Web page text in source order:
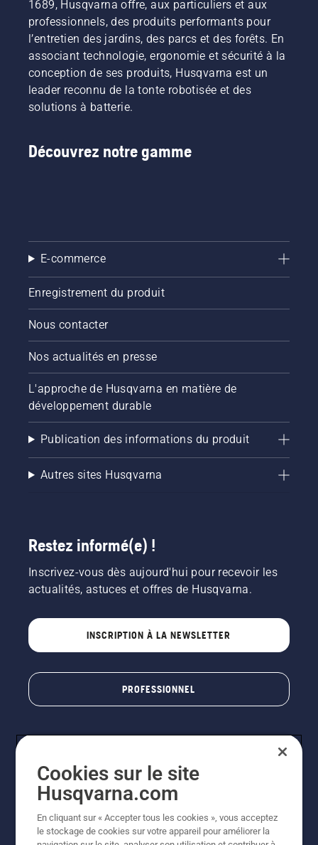
1689, Husqvarna offre, aux particuliers et aux
professionnels, des produits performants pour
l’entretien des jardins, des parcs et des forêts. En
associant technologie, ergonomie et sécurité à la
conception de ses produits, Husqvarna est un
leader reconnu de la tonte robotisée et des
solutions à batterie.
Découvrez notre gamme
E-commerce
Enregistrement du produit
Nous contacter
Nos actualités en presse
L'approche de Husqvarna en matière de
développement durable
Publication des informations du produit
Autres sites Husqvarna
Restez informé(e) !
Inscrivez-vous dès aujourd'hui pour recevoir les
actualités, astuces et offres de Husqvarna.
INSCRIPTION À LA NEWSLETTER
PROFESSIONNEL
© Husqvarna AB (publ). Tous droits réservés. Les prix
Cookies sur le site
Husqvarna.com
En cliquant sur « Accepter tous les cookies », vous acceptez
le stockage de cookies sur votre appareil pour améliorer la